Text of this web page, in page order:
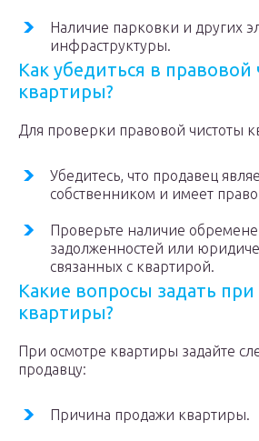
Наличие парковки и других
инфраструктуры.
Как убедиться в правовой
квартиры?
Для проверки правовой чистоты
Убедитесь, что продавец
собственником и имеет
Проверьте наличие
задолженностей или
связанных с квартирой.
Какие вопросы задать при
квартиры?
При осмотре квартиры задайте
продавцу:
Причина продажи квартиры.